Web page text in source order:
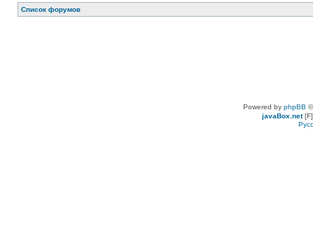
Список форумов
Powered by phpBB
javaBox.net